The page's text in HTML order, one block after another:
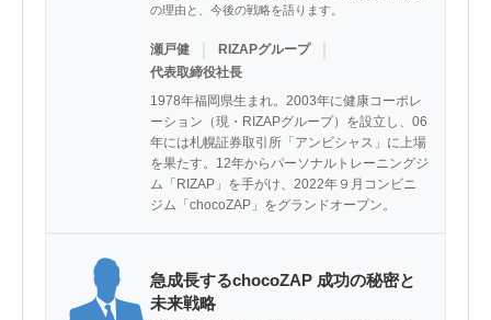
の理由と、今後の戦略を語ります。
瀬戸健 RIZAPグループ
代表取締役社長
1978年福岡県生まれ。2003年に健康コーポレ
ーション（現・RIZAPグループ）を設立し、06
年には札幌証券取引所「アンビシャス」に上場
を果たす。12年からパーソナルトレーニングジ
ム「RIZAP」を手がけ、2022年９月コンビニ
ジム「chocoZAP」をグランドオープン。
急成長するchocoZAP 成功の秘密と
未来戦略